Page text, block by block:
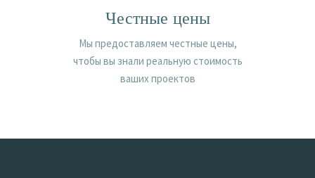
Честные цены
Мы предоставляем честные цены,
чтобы вы знали реальную стоимость
ваших проектов